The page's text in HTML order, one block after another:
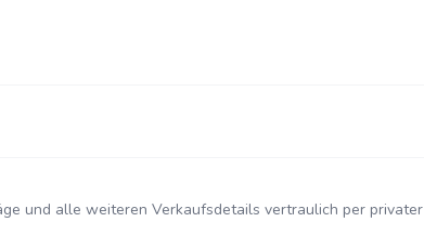
und alle weiteren Verkaufsdetails vertraulich per privater